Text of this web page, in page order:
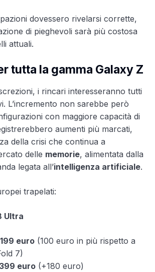
dovessero rivelarsi corrette,
di pieghevoli sarà più costosa
attuali.
tutta la gamma Galaxy Z
i rincari interesseranno tutti
L’incremento non sarebbe però
con maggiore capacità di
aumenti più marcati,
della crisi che continua a
delle memorie, alimentata dalla
legata all’intelligenza artificiale.
trapelati:
Ultra
euro (100 euro in più rispetto a
7)
euro (+180 euro)